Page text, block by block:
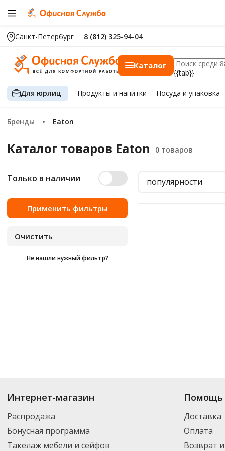
Санкт-Петербург 8 (812) 325-94-04
Каталог
{{tab}}
Для юрлиц Продуктыи напитки Посуда и упаковка
Бренды Eaton
Каталог товаров Eaton
Только в наличии
Не нашли нужный фильтр?
популярности
Купить
. В ассортименте интернет-магазина
нужный товар и добавить его в корзину для дальнейшего
транспортной компанией DPD. Для постоянных клиентов - скидка,
Интернет-магазин
Распродажа
Бонусная программа
Такелаж мебели и сейфов
Помощь
Доставка
Оплата
Возврат